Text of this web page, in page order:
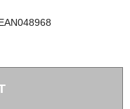
確認後、２～４
り、納期が遅れる
性）
書かれていたこ
）」